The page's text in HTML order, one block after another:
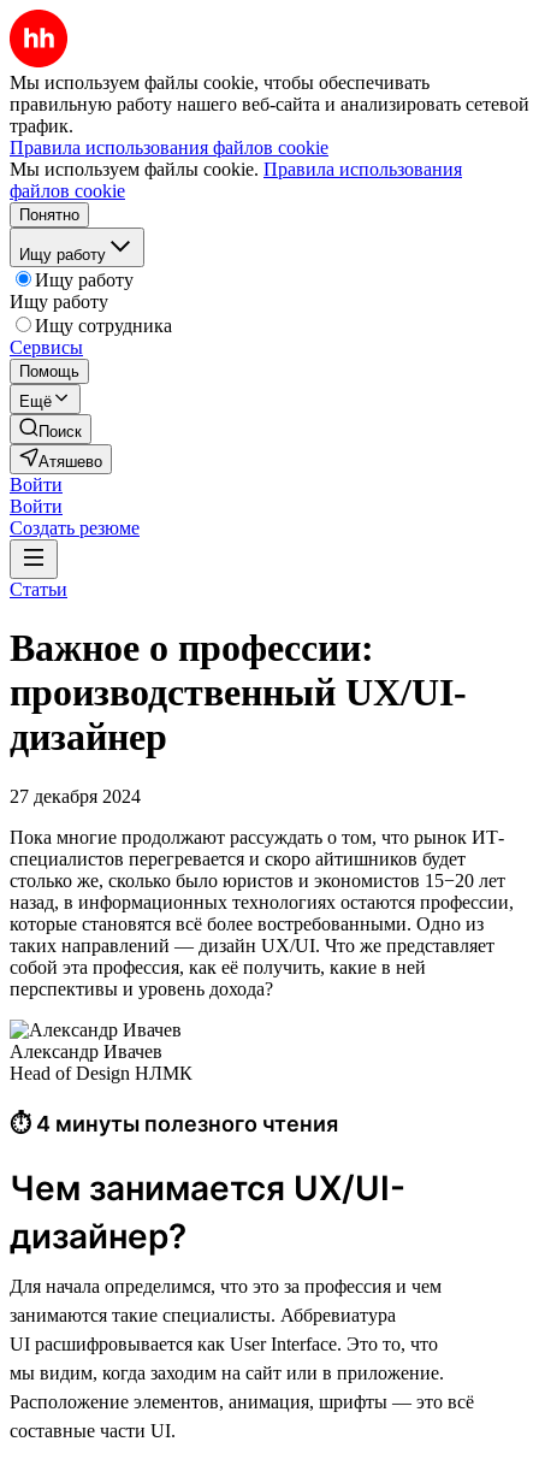
Мы используем файлы cookie, чтобы обеспечивать
правильную работу нашего веб-сайта и анализировать сетевой
трафик.
Правила использования файлов cookie
Мы используем файлы cookie. Правила использования
файлов cookie
Понятно
Ищу работу
Ищу работу
Ищу работу
Ищу сотрудника
Сервисы
Помощь
Ещё
Поиск
Атяшево
Войти
Войти
Создать резюме
Статьи
Важное о профессии:
производственный UX/UI-
дизайнер
27 декабря 2024
Пока многие продолжают рассуждать о том, что рынок ИТ-
специалистов перегревается и скоро айтишников будет
столько же, сколько было юристов и экономистов 15−20 лет
назад, в информационных технологиях остаются профессии,
которые становятся всё более востребованными. Одно из
таких направлений — дизайн UX/UI. Что же представляет
собой эта профессия, как её получить, какие в ней
перспективы и уровень дохода?
Александр Ивачев
Head of Design НЛМК
⏱ 4 минуты полезного чтения
Чем занимается UX/UI-
дизайнер?
Для начала определимся, что это за профессия и чем
занимаются такие специалисты. Аббревиатура
UI расшифровывается как User Interface. Это то, что
мы видим, когда заходим на сайт или в приложение.
Расположение элементов, анимация, шрифты — это всё
составные части UI.